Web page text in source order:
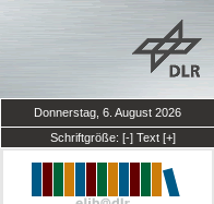
Donnerstag, 6. August 2026
Schriftgröße: [-] Text [+]